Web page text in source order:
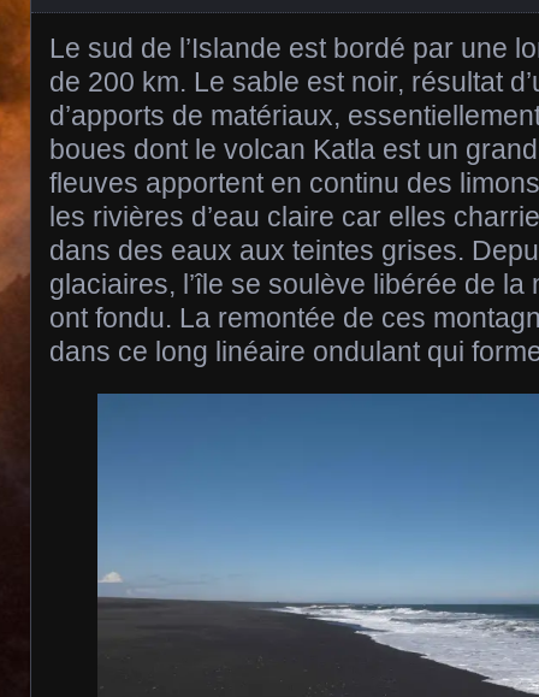
Le sud de l’Islande est bordé par une
de 200 km. Le sable est noir, résultat
d’apports de matériaux,
boues dont le volcan Katla est un
fleuves apportent en continu des
les rivières d’eau claire car elles
dans des eaux aux teintes grises.
glaciaires, l’île se soulève libérée de
ont fondu. La remontée de ces
dans ce long linéaire ondulant qui